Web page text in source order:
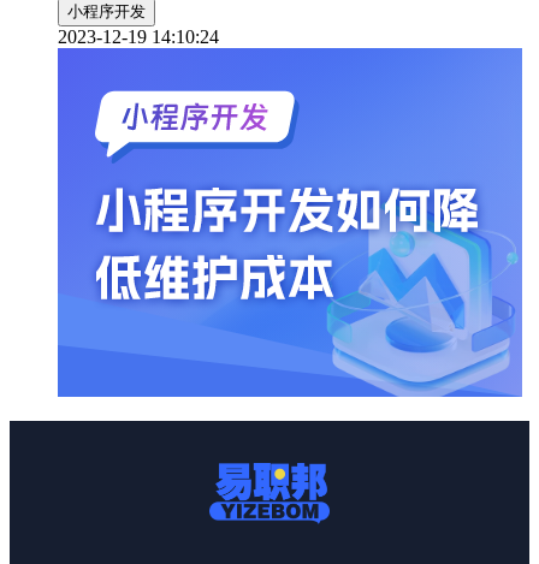
小程序开发
2023-12-19 14:10:24